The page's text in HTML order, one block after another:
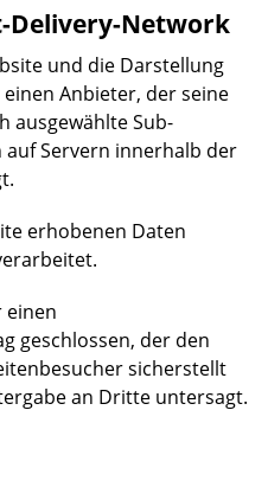
Delivery-Network
und die Darstellung
Anbieter, der seine
ausgewählte Sub-
Servern innerhalb der
erhobenen Daten
einen
geschlossen, der den
sicherstellt
an Dritte untersagt.